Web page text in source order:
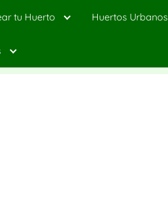
tu Huerto Huertos Urbanos